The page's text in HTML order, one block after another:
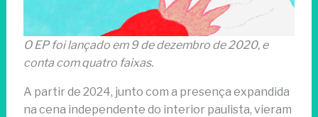
O EP foi lançado em 9 de dezembro de 2020, e
conta com quatro faixas.
A partir de 2024, junto com a presença expandida
na cena independente do interior paulista, vieram